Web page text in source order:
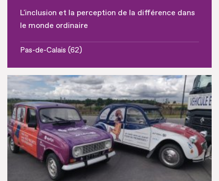
L'inclusion et la perception de la différence dans
le monde ordinaire
Pas-de-Calais (62)